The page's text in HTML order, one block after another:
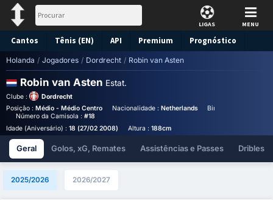
LIGAS MENU
Cantos Tênis (EN) API Premium Prognóstico
Holanda / Jogadores / Dordrecht / Robin van Asten
Robin van Asten Estat.
Clube :
Dordrecht
Posição : Médio - Médio Centro Nacionalidade : Netherlands Birthplace :
Número da Camisola : #18
Idade (Aniversário) : 18 (27/02 2008) Altura : 188cm
Geral Golos, xG, Remates Assistências e Passes Dribles
2025/2026 2026/2027